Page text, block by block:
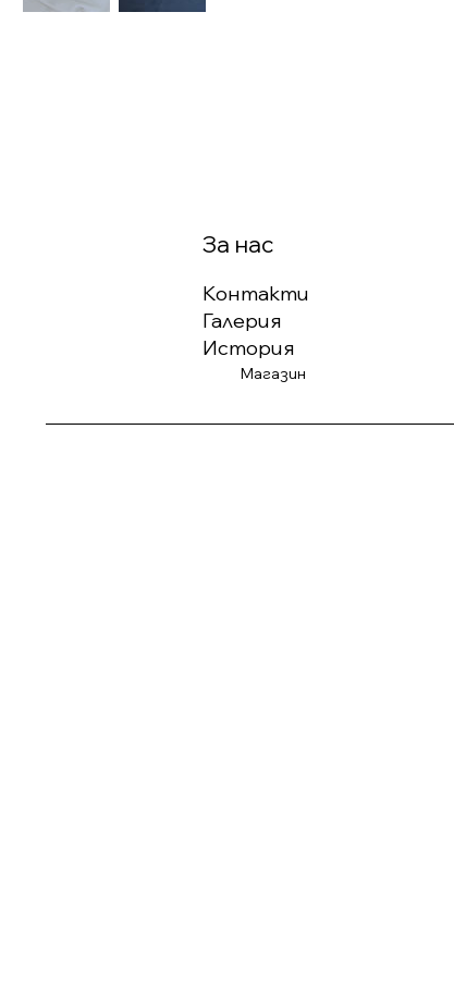
За нас
Контакти
Галерия
История
Магазин